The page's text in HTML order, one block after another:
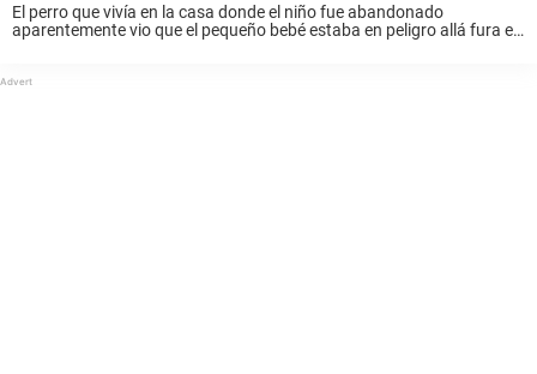
El perro que vivía en la casa donde el niño fue abandonado
aparentemente vio que el pequeño bebé estaba en peligro allá fura en